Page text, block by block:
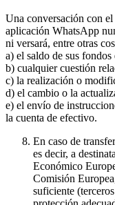
Una conversación con el
aplicación WhatsApp
ni versará, entre otras
a) el saldo de sus
b) cualquier cuestión
c) la realización o
d) el cambio o la
e) el envío de
la cuenta de efectivo.
En caso de
es decir, a
Económico
Comisión
suficiente